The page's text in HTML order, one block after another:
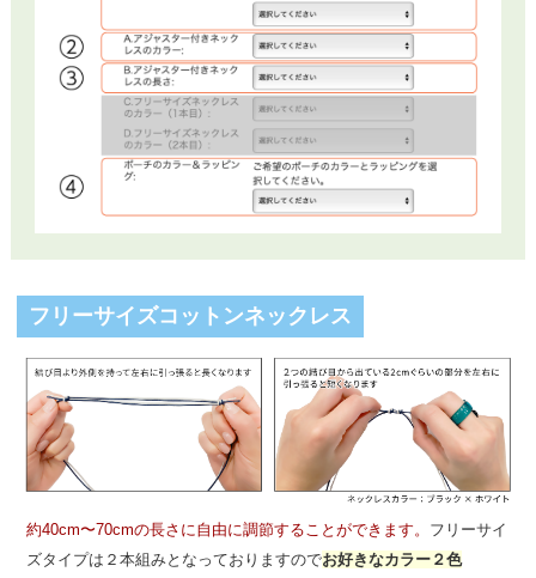
フリーサイズコットンネックレス
約40cm〜70cmの長さに自由に調節することができます。 フリーサイ
ズタイプは２本組みとなっておりますのでお好きなカラー２色